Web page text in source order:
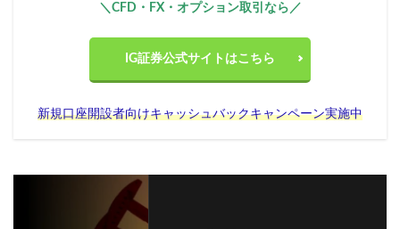
＼CFD・FX・オプション取引なら／
IG証券公式サイトはこちら
新規口座開設者向けキャッシュバックキャンペーン実施中